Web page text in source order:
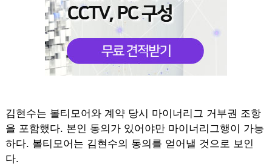
김현수는 볼티모어와 계약 당시 마이너리그 거부권 조항
을 포함했다. 본인 동의가 있어야만 마이너리그행이 가능
하다. 볼티모어는 김현수의 동의를 얻어낼 것으로 보인
다.